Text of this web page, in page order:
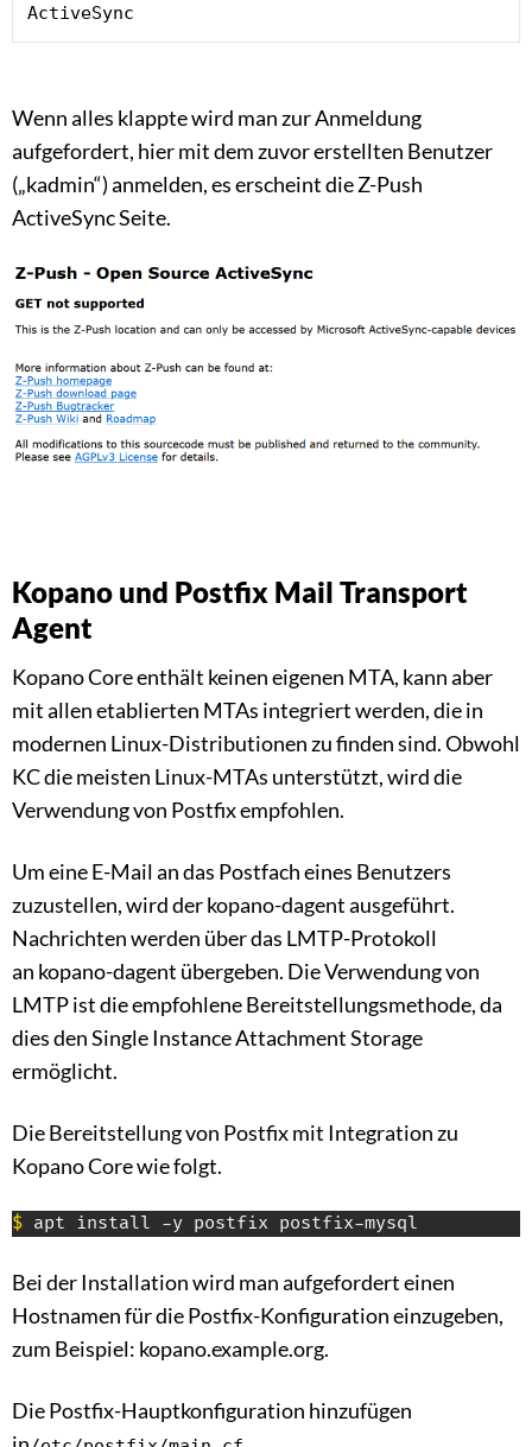
ActiveSync
Wenn alles klappte wird man zur Anmeldung
aufgefordert, hier mit dem zuvor erstellten Benutzer
(„kadmin“) anmelden, es erscheint die Z-Push
ActiveSync Seite.
Kopano und Postfix Mail Transport
Agent
Kopano Core enthält keinen eigenen MTA, kann aber
mit allen etablierten MTAs integriert werden, die in
modernen Linux-Distributionen zu finden sind. Obwohl
KC die meisten Linux-MTAs unterstützt, wird die
Verwendung von Postfix empfohlen.
Um eine E-Mail an das Postfach eines Benutzers
zuzustellen, wird der kopano-dagent ausgeführt.
Nachrichten werden über das LMTP-Protokoll
an kopano-dagent übergeben. Die Verwendung von
LMTP ist die empfohlene Bereitstellungsmethode, da
dies den Single Instance Attachment Storage
ermöglicht.
Die Bereitstellung von Postfix mit Integration zu
Kopano Core wie folgt.
$ apt install -y postfix postfix-mysql
Bei der Installation wird man aufgefordert einen
Hostnamen für die Postfix-Konfiguration einzugeben,
zum Beispiel: kopano.example.org.
Die Postfix-Hauptkonfiguration hinzufügen